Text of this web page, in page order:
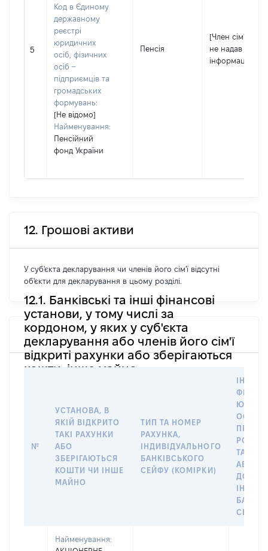
5
Код в Єдиному
державному
реєстрі
юридичних
осіб, фізичних
осіб –
підприємців та
громадських
формувань:
[Не відомо]
Найменування:
Пенсійний
фонд України
Пенсія
[Член сім'ї
не надав
інформацію]
12. Грошові активи
У суб'єкта декларування чи членів його сім'ї відсутні
об'єкти для декларування в цьому розділі.
12.1. Банківські та інші фінансові
установи, у тому числі за
кордоном, у яких у суб'єкта
декларування або членів його сім'ї
відкриті рахунки або зберігаються
кошти, інше майно
№
УСТАНОВА, В
ЯКІЙ ВІДКРИТО
ТАКІ РАХУНКИ
АБО
ЗБЕРІГАЮТЬСЯ
КОШТИ ЧИ ІНШЕ
МАЙНО
ТИП ТА НОМЕР
РАХУНКА,
ІНДИВІДУАЛЬНОГО
БАНКІВСЬКОГО
СЕЙФУ (КОМІРКИ)
ПРАВО
ТАКИМ
АБО
ДО
СЕЙФУ
Найменування: